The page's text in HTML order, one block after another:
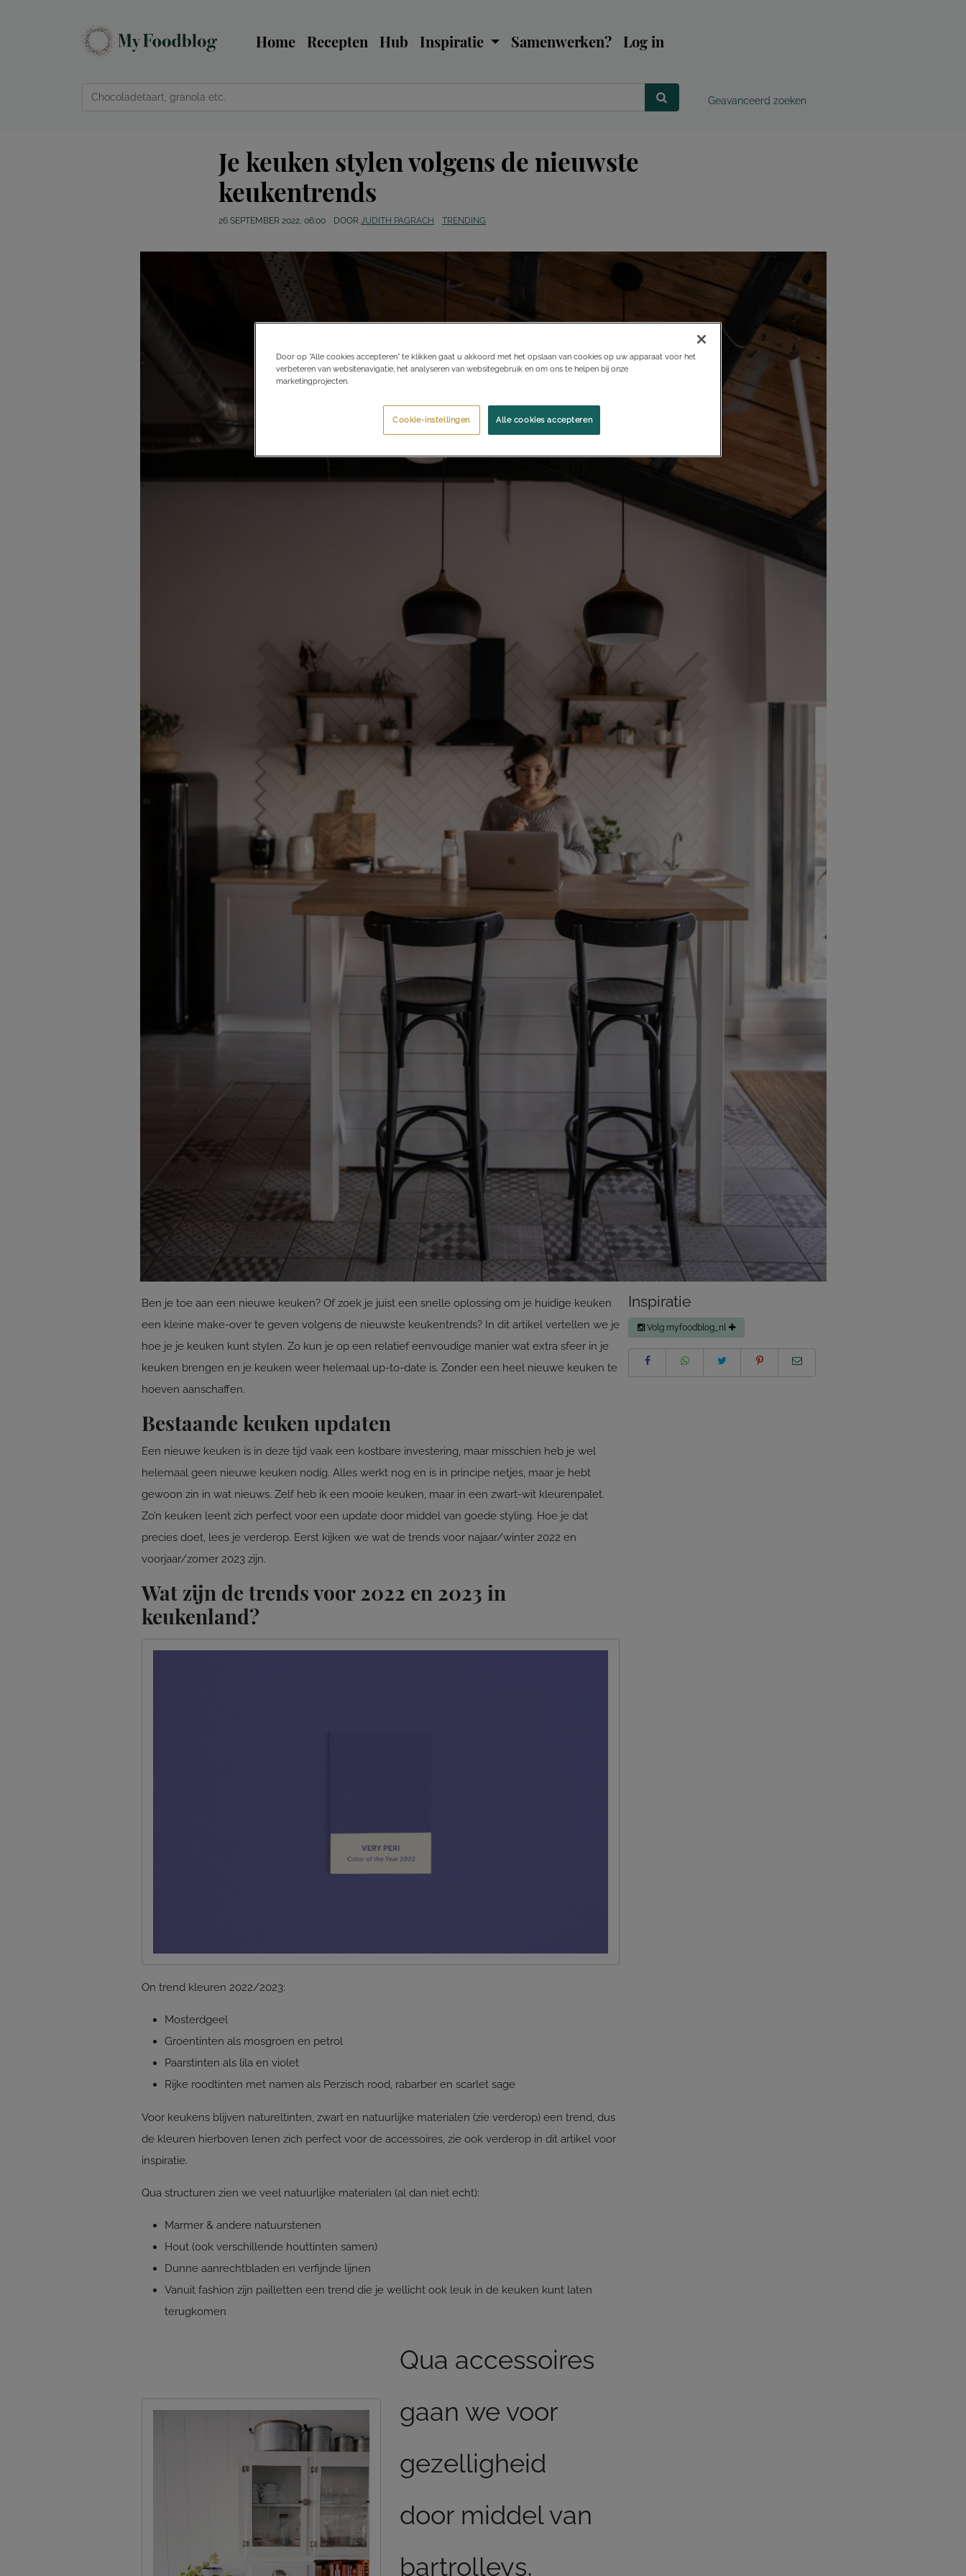
Home Recepten Hub Inspiratie Samenwerken? Log in
Geavanceerd zoeken
Je keuken stylen volgens de nieuwste
keukentrends
26 SEPTEMBER 2022, 06:00 DOOR JUDITH PAGRACH TRENDING
Ben je toe aan een nieuwe keuken? Of zoek je juist een snelle oplossing om je huidige keuken
een kleine make-over te geven volgens de nieuwste keukentrends? In dit artikel vertellen we je
hoe je je keuken kunt stylen. Zo kun je op een relatief eenvoudige manier wat extra sfeer in je
keuken brengen en je keuken weer helemaal up-to-date is. Zonder een heel nieuwe keuken te
hoeven aanschaffen.
Bestaande keuken updaten
Een nieuwe keuken is in deze tijd vaak een kostbare investering, maar misschien heb je wel
helemaal geen nieuwe keuken nodig. Alles werkt nog en is in principe netjes, maar je hebt
gewoon zin in wat nieuws. Zelf heb ik een mooie keuken, maar in een zwart-wit kleurenpalet.
Zo’n keuken leent zich perfect voor een update door middel van goede styling. Hoe je dat
precies doet, lees je verderop. Eerst kijken we wat de trends voor najaar/winter 2022 en
voorjaar/zomer 2023 zijn.
Wat zijn de trends voor 2022 en 2023 in
keukenland?
On trend kleuren 2022/2023:
Mosterdgeel
Groentinten als mosgroen en petrol
Paarstinten als lila en violet
Rijke roodtinten met namen als Perzisch rood, rabarber en scarlet sage
Voor keukens blijven natureltinten, zwart en natuurlijke materialen (zie verderop) een trend, dus
de kleuren hierboven lenen zich perfect voor de accessoires, zie ook verderop in dit artikel voor
inspiratie.
Qua structuren zien we veel natuurlijke materialen (al dan niet echt):
Marmer & andere natuurstenen
Hout (ook verschillende houttinten samen)
Dunne aanrechtbladen en verfijnde lijnen
Vanuit fashion zijn pailletten een trend die je wellicht ook leuk in de keuken kunt laten
terugkomen
Qua accessoires
gaan we voor
gezelligheid
door middel van
bartrolleys,
Inspiratie
Volg myfoodblog_nl
Door op “Alle cookies accepteren” te klikken gaat u akkoord met het opslaan van cookies op uw apparaat voor het
verbeteren van websitenavigatie, het analyseren van websitegebruik en om ons te helpen bij onze
marketingprojecten.
Alle cookies accepteren
Cookie-instellingen